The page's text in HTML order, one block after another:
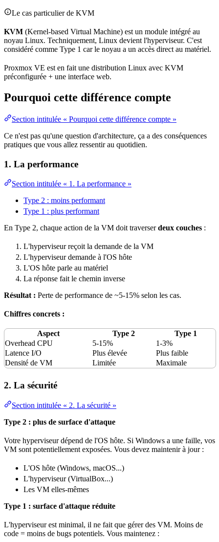
Le cas particulier de KVM
KVM (Kernel-based Virtual Machine) est un module intégré au
noyau Linux. Techniquement, Linux devient l'hyperviseur. C'est
considéré comme Type 1 car le noyau a un accès direct au matériel.
Proxmox VE est en fait une distribution Linux avec KVM
préconfigurée + une interface web.
Pourquoi cette différence compte
Section intitulée « Pourquoi cette différence compte »
Ce n'est pas qu'une question d'architecture, ça a des conséquences
pratiques que vous allez ressentir au quotidien.
1. La performance
Section intitulée « 1. La performance »
Type 2 : moins performant
Type 1 : plus performant
En Type 2, chaque action de la VM doit traverserdeux couches :
L'hyperviseur reçoit la demande de la VM
L'hyperviseur demande à l'OS hôte
L'OS hôte parle au matériel
La réponse fait le chemin inverse
Résultat : Perte de performance de ~5-15% selon les cas.
Chiffres concrets :
Aspect Type 2
Type 1
Overhead CPU 5-15%
1-3%
Latence I/O Plus élevée
Plus faible
Densité de VM
Limitée Maximale
2. La sécurité
Section intitulée « 2. La sécurité »
Type 2 : plus de surface d'attaque
Votre hyperviseur dépend de l'OS hôte. Si Windows a une faille, vos
VM sont potentiellement exposées. Vous devez maintenir à jour :
L'OS hôte (Windows, macOS...)
L'hyperviseur (VirtualBox...)
Les VM elles-mêmes
Type 1 : surface d'attaque réduite
L'hyperviseur est minimal, il ne fait que gérer des VM. Moins de
code = moins de bugs potentiels. Vous maintenez :